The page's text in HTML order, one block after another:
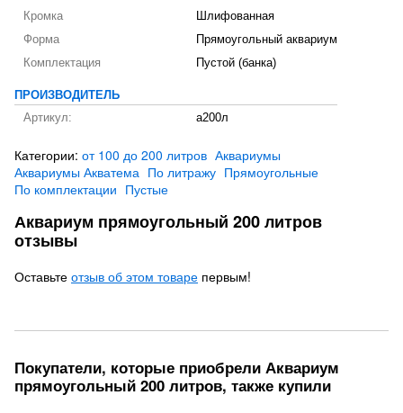
Кромка
Шлифованная
Форма
Прямоугольный аквариум
Комплектация
Пустой (банка)
ПРОИЗВОДИТЕЛЬ
Артикул:
а200л
Категории: от 100 до 200 литров Аквариумы
Аквариумы Акватема По литражу Прямоугольные
По комплектации Пустые
Аквариум прямоугольный 200 литров
отзывы
Оставьте отзыв об этом товаре первым!
Покупатели, которые приобрели Аквариум
прямоугольный 200 литров, также купили